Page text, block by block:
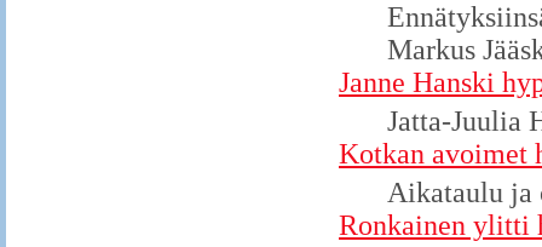
Markus
Janne Hanski
Jatta-Juulia
Kotkan avoimet
Aikataulu ja
Ronkainen ylitti